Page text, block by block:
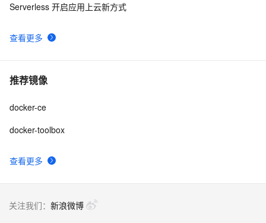
查看更多
Serverless 开启应用上云新方式
推荐镜像
查看更多
docker-ce
docker-toolbox
关注我们： 新浪微博